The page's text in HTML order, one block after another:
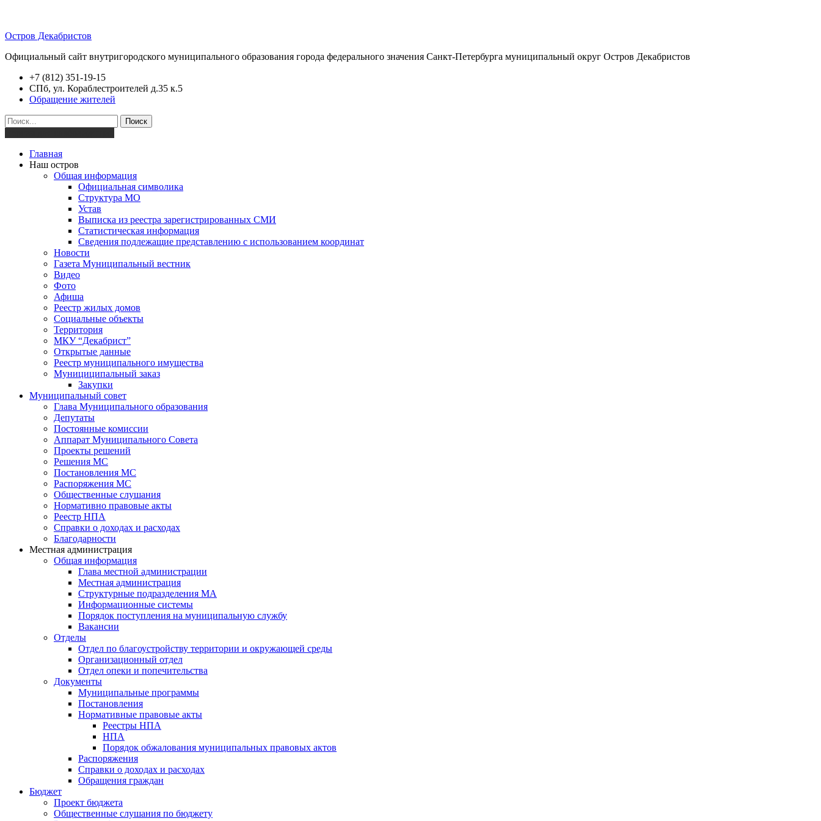
Остров Декабристов
Официальный сайт внутригородского муниципального образования города федерального значения Санкт-Петербурга муниципальный округ Остров Декабристов
+7 (812) 351-19-15
СПб, ул. Кораблестроителей д.35 к.5
Обращение жителей
Поиск
Главная
Наш остров
Общая информация
Официальная символика
Структура МО
Устав
Выписка из реестра зарегистрированных СМИ
Статистическая информация
Сведения подлежащие представлению с использованием координат
Новости
Газета Муниципальный вестник
Видео
Фото
Афиша
Реестр жилых домов
Социальные объекты
Территория
МКУ “Декабрист”
Открытые данные
Реестр муниципального имущества
Мунициципальный заказ
Закупки
Муниципальный совет
Глава Муниципального образования
Депутаты
Постоянные комиссии
Аппарат Муниципального Совета
Проекты решений
Решения МС
Постановления МС
Распоряжения МС
Общественные слушания
Нормативно правовые акты
Реестр НПА
Справки о доходах и расходах
Благодарности
Местная администрация
Общая информация
Глава местной администрации
Местная администрация
Структурные подразделения МА
Информационные системы
Порядок поступления на муниципальную службу
Вакансии
Отделы
Отдел по благоустройству территории и окружающей среды
Организационный отдел
Отдел опеки и попечительства
Документы
Муниципальные программы
Постановления
Нормативные правовые акты
Реестры НПА
НПА
Порядок обжалования муниципальных правовых актов
Распоряжения
Справки о доходах и расходах
Обращения граждан
Бюджет
Проект бюджета
Общественные слушания по бюджету